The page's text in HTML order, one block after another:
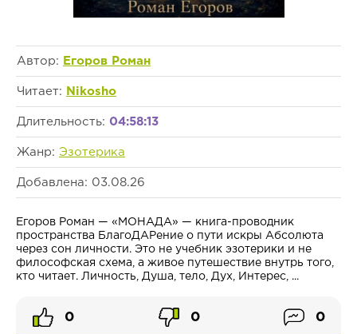
Автор: Егоров Роман
Читает: Nikosho
Длительность: 04:58:13
Жанр: Эзотерика
Добавлена: 03.08.26
Егоров Роман — «МОНАДА» — книга-проводник
пространства БлагоДАРение о пути искры Абсолюта
через сон личности. Это не учебник эзотерики и не
философская схема, а живое путешествие внутрь того,
кто читает. Личность, Душа, тело, Дух, Интерес, ...
0 0 0